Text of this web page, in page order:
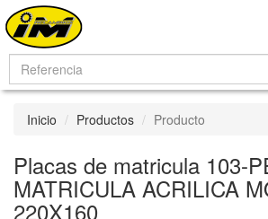
Inicio Productos Producto
Placas de matricula 103-
MATRICULA ACRILICA
220X160